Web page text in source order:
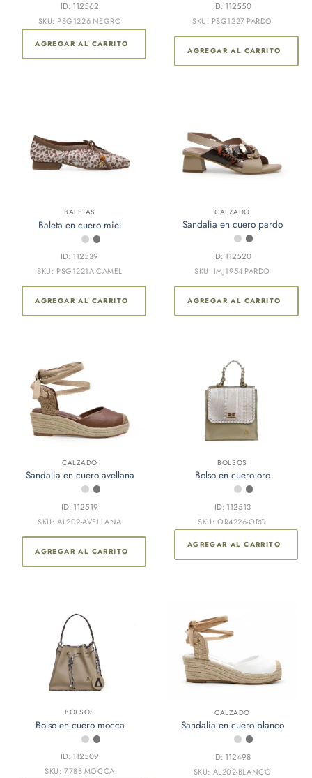
ID: 112562
SKU: PSG1226-NEGRO
AGREGAR AL CARRITO
variantes.
opciones
página
de
producto
ID: 112550
SKU: PSG1227-PARDO
AGREGAR AL CARRITO
BALETAS
Baleta en cuero miel
ID: 112539
SKU: PSG1221A-CAMEL
AGREGAR AL CARRITO
CALZADO
Sandalia en cuero pardo
ID: 112520
SKU: IMJ1954-PARDO
AGREGAR AL CARRITO
CALZADO
Sandalia en cuero avellana
ID: 112519
SKU: AL202-AVELLANA
AGREGAR AL CARRITO
BOLSOS
Bolso en cuero oro
ID: 112513
SKU: OR4226-ORO
AGREGAR AL CARRITO
BOLSOS
Bolso en cuero mocca
ID: 112509
SKU: 778B-MOCCA
CALZADO
Sandalia en cuero blanco
ID: 112498
SKU: AL202-BLANCO